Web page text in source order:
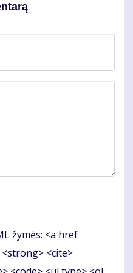
žymės: <a href
<cite>